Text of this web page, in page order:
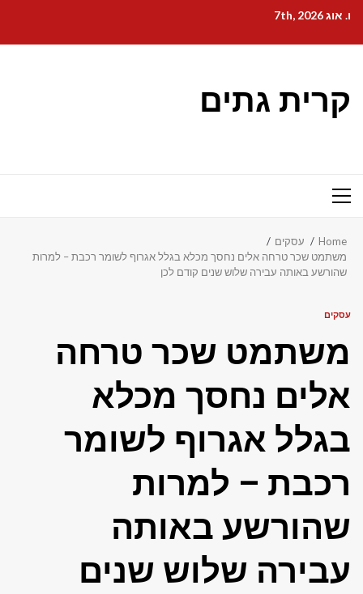
content
ו. אוג 7th, 2026
קרית גתים
Primary
Home
עסקים
משתמט שכר טרחה אלים נחסך מכלא בגלל אגרוף לשומר רכבת – למרות
שהורשע באותה עבירה שלוש שנים קודם לכן
עסקים
משתמט שכר טרחה
אלים נחסך מכלא
בגלל אגרוף לשומר
רכבת – למרות
שהורשע באותה
עבירה שלוש שנים